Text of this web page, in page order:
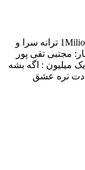
پویا بیاتی بنام یک میلیون با بالاترین کیفیت – 1Milion ترانه سرا و
مجتبی تقی پور
میلیون : اگه بشه
نره عشق